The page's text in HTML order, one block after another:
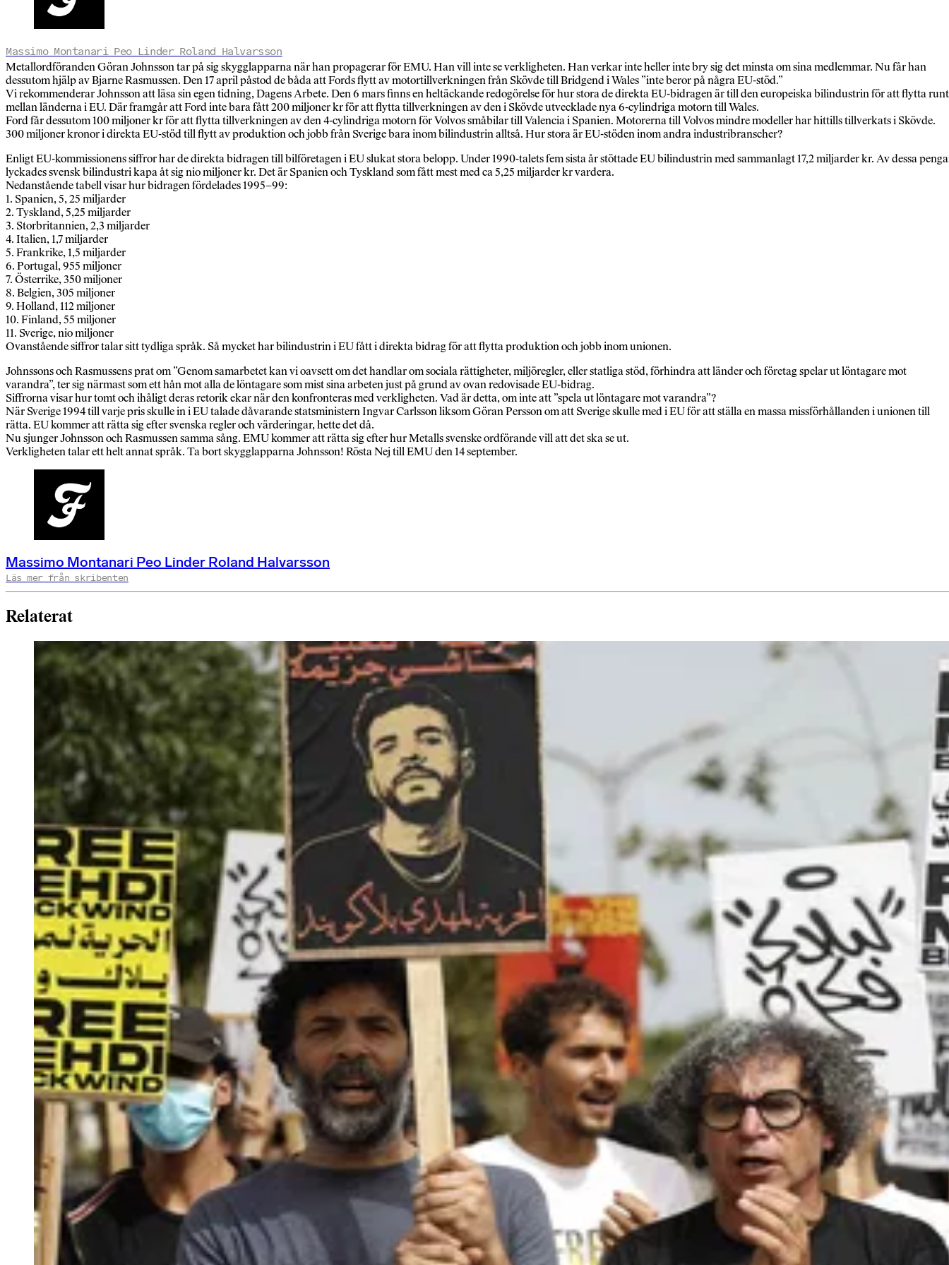
Massimo Montanari Peo Linder Roland Halvarsson
Metallordföranden Göran Johnsson tar på sig skygglapparna när han propagerar för EMU. Han vill inte se verkligheten. Han verkar inte heller inte bry sig det minsta om sina medlemmar. Nu får han
dessutom hjälp av Bjarne Rasmussen. Den 17 april påstod de båda att Fords flytt av motortillverkningen från Skövde till Bridgend i Wales ”inte beror på några EU-stöd.”
Vi rekommenderar Johnsson att läsa sin egen tidning, Dagens Arbete. Den 6 mars finns en heltäckande redogörelse för hur stora de direkta EU-bidragen är till den europeiska bilindustrin för att flytta runt
mellan länderna i EU. Där framgår att Ford inte bara fått 200 miljoner kr för att flytta tillverkningen av den i Skövde utvecklade nya 6-cylindriga motorn till Wales.
Ford får dessutom 100 miljoner kr för att flytta tillverkningen av den 4-cylindriga motorn för Volvos småbilar till Valencia i Spanien. Motorerna till Volvos mindre modeller har hittills tillverkats i Skövde.
300 miljoner kronor i direkta EU-stöd till flytt av produktion och jobb från Sverige bara inom bilindustrin alltså. Hur stora är EU-stöden inom andra industribranscher?
Enligt EU-kommissionens siffror har de direkta bidragen till bilföretagen i EU slukat stora belopp. Under 1990-talets fem sista år stöttade EU bilindustrin med sammanlagt 17,2 miljarder kr. Av dessa
lyckades svensk bilindustri kapa åt sig nio miljoner kr. Det är Spanien och Tyskland som fått mest med ca 5,25 miljarder kr vardera.
Nedanstående tabell visar hur bidragen fördelades 1995–99:
1. Spanien, 5, 25 miljarder
2. Tyskland, 5,25 miljarder
3. Storbritannien, 2,3 miljarder
4. Italien, 1,7 miljarder
5. Frankrike, 1,5 miljarder
6. Portugal, 955 miljoner
7. Österrike, 350 miljoner
8. Belgien, 305 miljoner
9. Holland, 112 miljoner
10. Finland, 55 miljoner
11. Sverige, nio miljoner
Ovanstående siffror talar sitt tydliga språk. Så mycket har bilindustrin i EU fått i direkta bidrag för att flytta produktion och jobb inom unionen.
Johnssons och Rasmussens prat om ”Genom samarbetet kan vi oavsett om det handlar om sociala rättigheter, miljöregler, eller statliga stöd, förhindra att länder och företag spelar ut löntagare mot
varandra”, ter sig närmast som ett hån mot alla de löntagare som mist sina arbeten just på grund av ovan redovisade EU-bidrag.
Siffrorna visar hur tomt och ihåligt deras retorik ekar när den konfronteras med verkligheten. Vad är detta, om inte att ”spela ut löntagare mot varandra”?
När Sverige 1994 till varje pris skulle in i EU talade dåvarande statsministern Ingvar Carlsson liksom Göran Persson om att Sverige skulle med i EU för att ställa en massa missförhållanden i unionen till
rätta. EU kommer att rätta sig efter svenska regler och värderingar, hette det då.
Nu sjunger Johnsson och Rasmussen samma sång. EMU kommer att rätta sig efter hur Metalls svenske ordförande vill att det ska se ut.
Verkligheten talar ett helt annat språk. Ta bort skygglapparna Johnsson! Rösta Nej till EMU den 14 september.
Massimo Montanari Peo Linder Roland Halvarsson
Läs mer från skribenten
Relaterat